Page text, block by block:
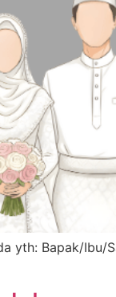
yth: Bapak/Ibu/